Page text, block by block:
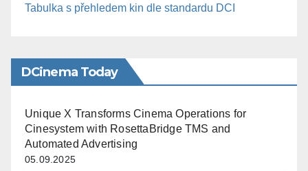
Tabulka s přehledem kin dle standardu DCI
DCinema Today
Unique X Transforms Cinema Operations for
Cinesystem with RosettaBridge TMS and
Automated Advertising
05.09.2025